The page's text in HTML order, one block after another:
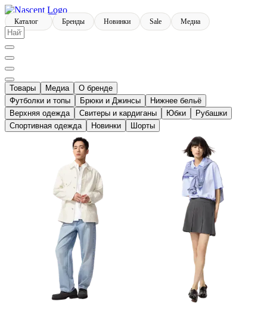
Каталог Бренды Новинки Sale Медиа
Товары Медиа
О бренде
Футболки и топы
Брюки и Джинсы
Нижнее бельё
Верхняя одежда
Свитеры и кардиганы Юбки
Рубашки
Спортивная одежда
Новинки Шорты